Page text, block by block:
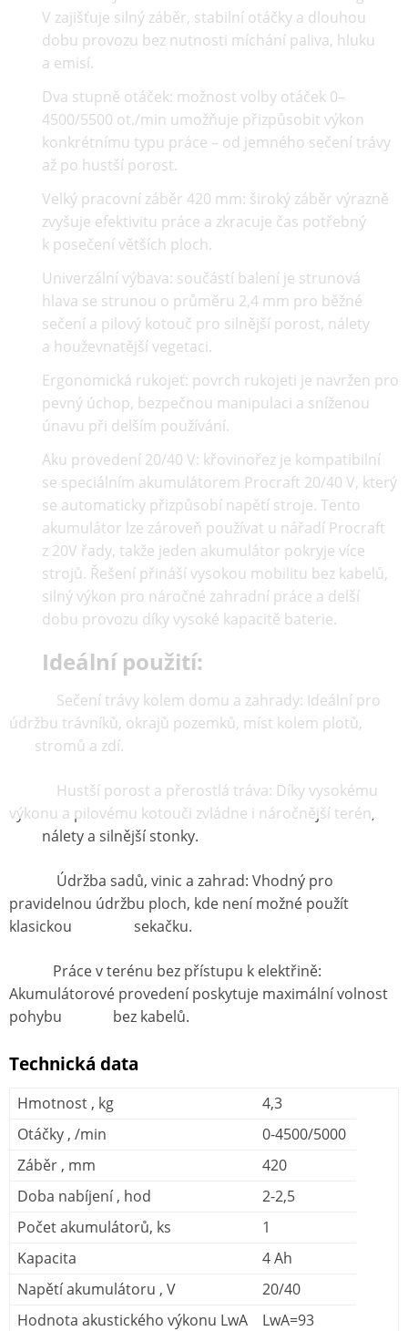
V zajišťuje silný záběr, stabilní otáčky a dlouhou
dobu provozu bez nutnosti míchání paliva, hluku
a emisí.
Dva stupně otáček: možnost volby otáček 0–
4500/5500 ot./min umožňuje přizpůsobit výkon
konkrétnímu typu práce – od jemného sečení trávy
až po hustší porost.
Velký pracovní záběr 420 mm: široký záběr výrazně
zvyšuje efektivitu práce a zkracuje čas potřebný
k posečení větších ploch.
Univerzální výbava: součástí balení je strunová
hlava se strunou o průměru 2,4 mm pro běžné
sečení a pilový kotouč pro silnější porost, nálety
a houževnatější vegetaci.
Ergonomická rukojeť: povrch rukojeti je navržen pro
pevný úchop, bezpečnou manipulaci a sníženou
únavu při delším používání.
Aku provedení 20/40 V: křovinořez je kompatibilní
se speciálním akumulátorem Procraft 20/40 V, který
se automaticky přizpůsobí napětí stroje. Tento
akumulátor lze zároveň používat u nářadí Procraft
z 20V řady, takže jeden akumulátor pokryje více
strojů. Řešení přináší vysokou mobilitu bez kabelů,
silný výkon pro náročné zahradní práce a delší
dobu provozu díky vysoké kapacitě baterie.
Ideální použití:
Sečení trávy kolem domu a zahrady: Ideální pro
údržbu trávníků, okrajů pozemků, míst kolem plotů,
stromů a zdí.
Hustší porost a přerostlá tráva: Díky vysokému
výkonu a pilovému kotouči zvládne i náročnější terén,
nálety a silnější stonky.
Údržba sadů, vinic a zahrad: Vhodný pro
pravidelnou údržbu ploch, kde není možné použít
klasickou sekačku.
Práce v terénu bez přístupu k elektřině:
Akumulátorové provedení poskytuje maximální volnost
pohybu bez kabelů.
Technická data
Hmotnost , kg
4,3
Otáčky , /min
0-4500/5000
Záběr , mm
420
Doba nabíjení , hod
2-2,5
Počet akumulátorů, ks
1
Kapacita
4 Ah
Napětí akumulátoru , V
20/40
Hodnota akustického výkonu LwA
LwA=93